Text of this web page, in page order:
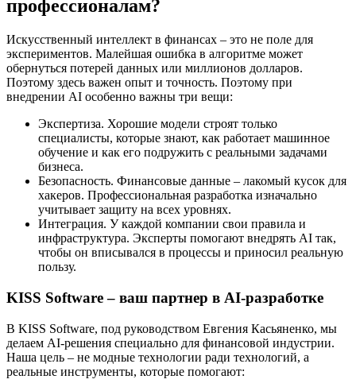
профессионалам?
Искусственный интеллект в финансах – это не поле для
экспериментов. Малейшая ошибка в алгоритме может
обернуться потерей данных или миллионов долларов.
Поэтому здесь важен опыт и точность. Поэтому при
внедрении AI особенно важны три вещи:
Экспертиза. Хорошие модели строят только
специалисты, которые знают, как работает машинное
обучение и как его подружить с реальными задачами
бизнеса.
Безопасность. Финансовые данные – лакомый кусок для
хакеров. Профессиональная разработка изначально
учитывает защиту на всех уровнях.
Интеграция. У каждой компании свои правила и
инфраструктура. Эксперты помогают внедрять AI так,
чтобы он вписывался в процессы и приносил реальную
пользу.
KISS Software – ваш партнер в AI-разработке
В KISS Software, под руководством Евгения Касьяненко, мы
делаем AI-решения специально для финансовой индустрии.
Наша цель – не модные технологии ради технологий, а
реальные инструменты, которые помогают: